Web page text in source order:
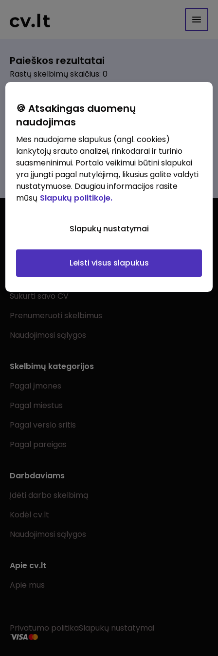
Paieškos rezultatai
Rastų skelbimų skaičius: 0
Pagal pasirinktus kriterijus skelbimų
nerasta. Pakoreguokite paiešką ir
bandykite dar kartą.
Žiūrėti visus skelbimus
Ieškantiems darbo
Visi darbo skelbimai
Sukurti savo CV
Prenumeruoti skelbimus
Naudojimosi sąlygos
Skelbimų kategorijos
Pagal įmones
Pagal miestus
Pagal verslo sritis
Pagal pareigas
Darbdaviams
Įdėti darbo skelbimą
Kodėl cv.lt
Naudojimosi sąlygos
Apie cv.lt
Apie mus
Privatumo politikaSlapukų nustatymai
🍪 Atsakingas duomenų
naudojimas
Mes naudojame slapukus (angl. cookies)
lankytojų srauto analizei, rinkodarai ir turinio
suasmeninimui. Portalo veikimui būtini slapukai
yra įjungti pagal nutylėjimą, likusius galite valdyti
nustatymuose. Daugiau informacijos rasite
mūsų Slapukų politikoje.
Slapukų nustatymai
Leisti visus slapukus